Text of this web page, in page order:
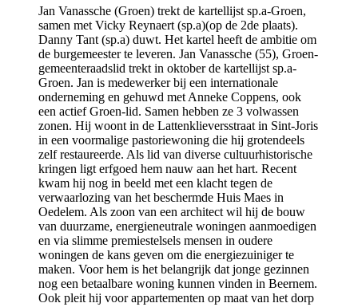
Jan Vanassche (Groen) trekt de kartellijst sp.a-Groen,
samen met Vicky Reynaert (sp.a)(op de 2de plaats).
Danny Tant (sp.a) duwt. Het kartel heeft de ambitie om
de burgemeester te leveren. Jan Vanassche (55), Groen-
gemeenteraadslid trekt in oktober de kartellijst sp.a-
Groen. Jan is medewerker bij een internationale
onderneming en gehuwd met Anneke Coppens, ook
een actief Groen-lid. Samen hebben ze 3 volwassen
zonen. Hij woont in de Lattenklieversstraat in Sint-Joris
in een voormalige pastoriewoning die hij grotendeels
zelf restaureerde. Als lid van diverse cultuurhistorische
kringen ligt erfgoed hem nauw aan het hart. Recent
kwam hij nog in beeld met een klacht tegen de
verwaarlozing van het beschermde Huis Maes in
Oedelem. Als zoon van een architect wil hij de bouw
van duurzame, energieneutrale woningen aanmoedigen
en via slimme premiestelsels mensen in oudere
woningen de kans geven om die energiezuiniger te
maken. Voor hem is het belangrijk dat jonge gezinnen
nog een betaalbare woning kunnen vinden in Beernem.
Ook pleit hij voor appartementen op maat van het dorp